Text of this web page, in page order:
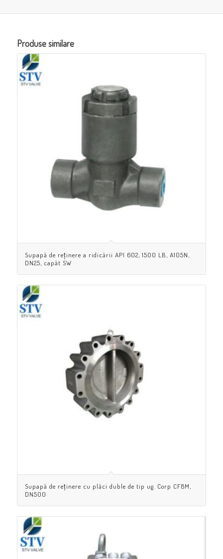
Produse similare
Supapă de reținere a ridicării API 602, 1500 LB, A105N,
DN25, capăt SW
Supapă de reținere cu plăci duble de tip ug. Corp CF8M,
DN500